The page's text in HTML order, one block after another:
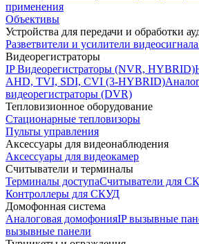
применения
Объективы
Устройства для передачи и обработки
Разветвители и усилители видеосигнала
Видеорегистраторы
IP Видеорегистраторы (NVR, HYBRID)
AHD, TVI, SDI, CVI (3-HYBRID)
видеорегистраторы (DVR)
Тепловизионное оборудование
Стационарные тепловизоры
Пульты управления
Аксессуары для видеонаблюдения
Аксессуары для видеокамер
Считыватели и терминалы
Терминалы доступаСчитыватели для
Контроллеры для СКУД
Домофонная система
Аналоговая домофонияIP вызывные
вызывные панели